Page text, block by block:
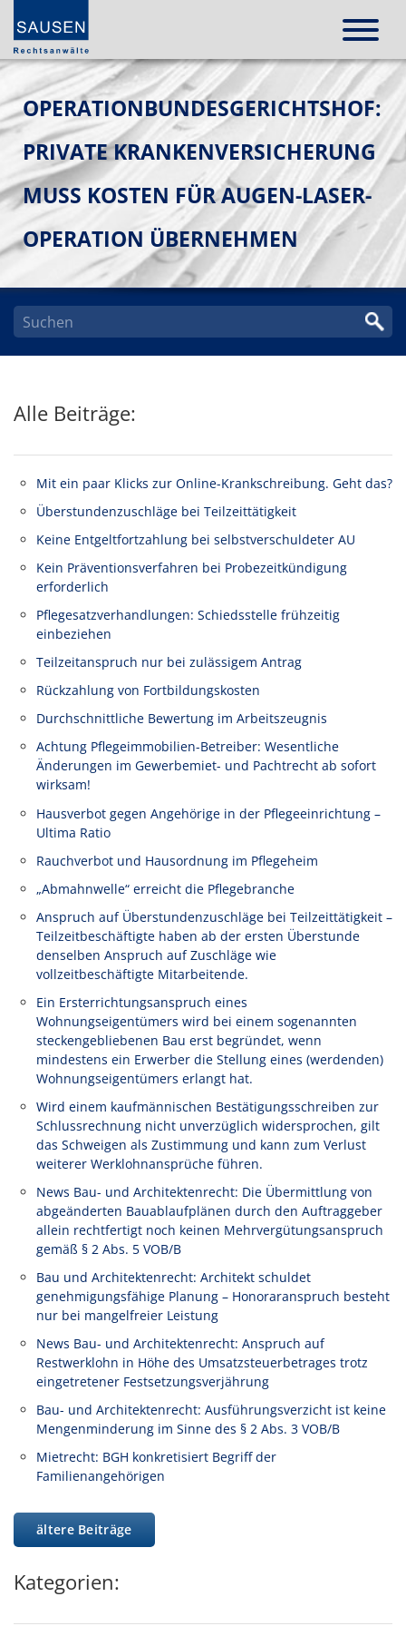
OPERATIONBUNDESGERICHTSHOF:
PRIVATE KRANKENVERSICHERUNG
MUSS KOSTEN FÜR AUGEN-LASER-
OPERATION ÜBERNEHMEN
Alle Beiträge:
Mit ein paar Klicks zur Online-Krankschreibung. Geht das?
Überstundenzuschläge bei Teilzeittätigkeit
Keine Entgeltfortzahlung bei selbstverschuldeter AU
Kein Präventionsverfahren bei Probezeitkündigung
erforderlich
Pflegesatzverhandlungen: Schiedsstelle frühzeitig
einbeziehen
Teilzeitanspruch nur bei zulässigem Antrag
Rückzahlung von Fortbildungskosten
Durchschnittliche Bewertung im Arbeitszeugnis
Achtung Pflegeimmobilien-Betreiber: Wesentliche
Änderungen im Gewerbemiet- und Pachtrecht ab sofort
wirksam!
Hausverbot gegen Angehörige in der Pflegeeinrichtung –
Ultima Ratio
Rauchverbot und Hausordnung im Pflegeheim
„Abmahnwelle“ erreicht die Pflegebranche
Anspruch auf Überstundenzuschläge bei Teilzeittätigkeit –
Teilzeitbeschäftigte haben ab der ersten Überstunde
denselben Anspruch auf Zuschläge wie
vollzeitbeschäftigte Mitarbeitende.
Ein Ersterrichtungsanspruch eines
Wohnungseigentümers wird bei einem sogenannten
steckengebliebenen Bau erst begründet, wenn
mindestens ein Erwerber die Stellung eines (werdenden)
Wohnungseigentümers erlangt hat.
Wird einem kaufmännischen Bestätigungsschreiben zur
Schlussrechnung nicht unverzüglich widersprochen, gilt
das Schweigen als Zustimmung und kann zum Verlust
weiterer Werklohnansprüche führen.
News Bau- und Architektenrecht: Die Übermittlung von
abgeänderten Bauablaufplänen durch den Auftraggeber
allein rechtfertigt noch keinen Mehrvergütungsanspruch
gemäß § 2 Abs. 5 VOB/B
Bau und Architektenrecht: Architekt schuldet
genehmigungsfähige Planung – Honoraranspruch besteht
nur bei mangelfreier Leistung
News Bau- und Architektenrecht: Anspruch auf
Restwerklohn in Höhe des Umsatzsteuerbetrages trotz
eingetretener Festsetzungsverjährung
Bau- und Architektenrecht: Ausführungsverzicht ist keine
Mengenminderung im Sinne des § 2 Abs. 3 VOB/B
Mietrecht: BGH konkretisiert Begriff der
Familienangehörigen
ältere Beiträge
Kategorien: